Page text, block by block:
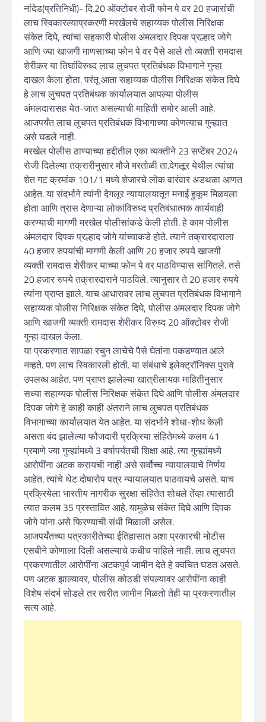
नांदेड(प्रतिनिधी)- दि.20 ऑक्टोबर रोजी फोन पे वर 20 हजारांची
लाच स्विकारल्याप्रकरणी मरखेलचे सहाय्यक पोलीस निरिक्षक
संकेत दिघे, त्यांचा सहकारी पोलीस अंमलदार दिपक प्रल्हाद जोगे
आणि ज्या खाजगी माणसाच्या फोन पे वर पैसे आले तो व्यक्ती रामदास
शेरीकर या तिघांविरुध्द लाच लुचपत प्रतिबंधक विभागाने गुन्हा
दाखल केला होता. परंतू आता सहाय्यक पोलीस निरिक्षक संकेत दिघे
हे लाच लुचपत प्रतिबंधक कार्यालयात आपल्या पोलीस
अंमलदारासह येत-जात असल्याची माहिती समोर आली आहे.
आजपर्यंत लाच लुचपत प्रतिबंधक विभागाच्या कोणत्याच गुन्ह्यात
असे घडले नाही.
मरखेल पोलीस ठाण्याच्या हद्दीतील एका व्यक्तीने 23 सप्टेंबर 2024
रोजी दिलेल्या तक्रारीनुसार मौजे मरतोळी ता.देगलूर येथील त्यांचा
शेत गट क्रमांक 101/1 मध्ये शेजारचे लोक वारंवार अडथळा आणत
आहेत. या संदर्भाने त्यांनी देगलूर न्यायालयातून मनाई हुकूम मिळवला
होता आणि त्रास देणाऱ्या लोकांविरुध्द प्रतिबंधात्मक कार्यवाही
करण्याची मागणी मरखेल पोलीसांकडे केली होती. हे काम पोलीस
अंमलदार दिपक प्रल्हाद जोगे यांच्याकडे होते. त्याने तक्रारदाराला
40 हजार रुपयांची मागणी केली आणि 20 हजार रुपये खाजगी
व्यक्ती रामदास शेरीकर याच्या फोन पे वर पाठविण्यास सांगितले. तसे
20 हजार रुपये तक्रारदाराने पाठविले. त्यानुसार ते 20 हजार रुपये
त्यांना प्राप्त झाले. याच आधारावर लाच लुचपत प्रतिबंधक विभागाने
सहाय्यक पोलीस निरिक्षक संकेत दिघे, पोलीस अंमलदार दिपक जोगे
आणि खाजगी व्यक्ती रामदास शेरीकर विरुध्द 20 ऑक्टोबर रोजी
गुन्हा दाखल केला.
या प्रकरणात सापळा रचुन लाचेचे पैसे घेतांना पकडण्यात आले
नव्हते. पण लाच स्विकारली होती. या संबंधाचे इलेक्ट्रॉनिक्स पुरावे
उपलब्ध आहेत. पण प्राप्त झालेल्या खात्रीलायक माहितीनुसार
सध्या सहाय्यक पोलीस निरिक्षक संकेत दिघे आणि पोलीस अंमलदार
दिपक जोगे हे काही काही अंतराने लाच लुचपत प्रतिबंधक
विभागाच्या कार्यालयात येत आहेत. या संदर्भाने शोधा-शोध केली
असता बंद झालेल्या फौजदारी प्रक्रिया संहितेमध्ये कलम 41
प्रमाणे ज्या गुन्ह्यांमध्ये 3 वर्षापर्यंतची शिक्षा आहे. त्या गुन्ह्यांमध्ये
आरोपींना अटक करायची नाही असे सर्वोच्च न्यायालयाचे निर्णय
आहेत. त्यांचे थेट दोषारोप पत्र न्यायालयात पाठवायचे असते. याच
प्रक्रियेला भारतीय नागरीक सुरक्षा संहितेत शोधले तेंव्हा त्यासाठी
त्यात कलम 35 प्रस्तावित आहे. यामुळेच संकेत दिघे आणि दिपक
जोगे यांना असे फिरण्याची संधी मिळाली असेल.
आजपर्यंतच्या पत्रकारीतेच्या ईतिहासात अशा प्रकारची नोटीस
एसबीने कोणाला दिली असल्याचे कधीच पाहिले नाही. लाच लुचपत
प्रकरणातील आरोपींना अटकपुर्व जामीन देते हे क्वचित घडत असते.
पण अटक झाल्यावर, पोलीस कोठडी संपल्यावर आरोपींना काही
विशेष संदर्भ सोडले तर त्वरीत जामीन मिळतो तेही या प्रकरणातील
सत्य आहे.